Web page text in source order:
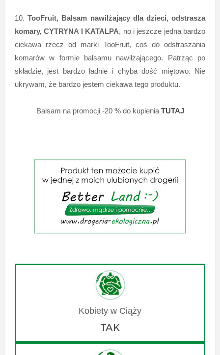
10.TooFruit, Balsam nawilżający dla dzieci, odstrasza
komary, CYTRYNA I KATALPA, no i jeszcze jedna bardzo
ciekawa rzecz od marki TooFruit, coś do odstraszania
komarów w formie balsamu nawilżającego. Patrząc po
składzie, jest bardzo ładnie i chyba dość miętowo. Nie
ukrywam, że bardzo jestem ciekawa tego produktu.
Balsam na promocji -20 % do kupienia TUTAJ
TAK